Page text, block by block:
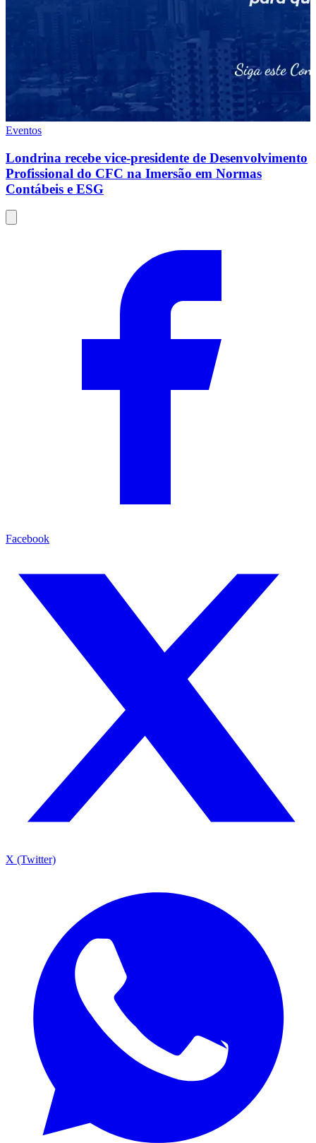
Eventos
Londrina recebe vice-presidente de Desenvolvimento
Profissional do CFC na Imersão em Normas
Contábeis e ESG
Compartilhar
Facebook
X (Twitter)